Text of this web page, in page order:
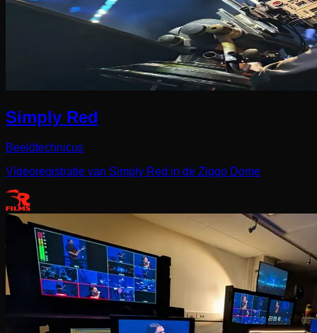
Simply Red
Beeldtechnicus
Videoregistratie van Simply Red in de Ziggo Dome